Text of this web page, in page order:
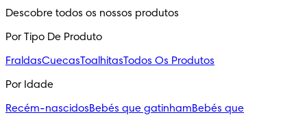
Descobre todos os nossos produtos
Por Tipo De Produto
FraldasCuecasToalhitasTodos Os Produtos
Por Idade
Recém-nascidosBebés que gatinhamBebés que